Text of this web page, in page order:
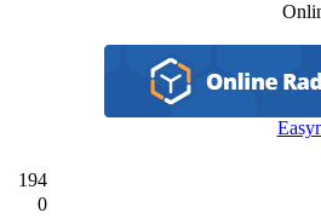
194
0